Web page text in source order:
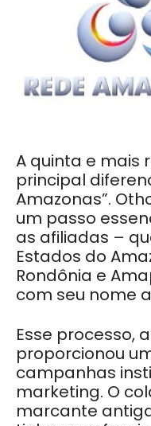
A quinta e mais
principal
Amazonas”.
um passo
as afiliadas –
Estados do
Rondônia e
com seu nome
Esse processo,
proporcionou
campanhas
marketing. O
marcante